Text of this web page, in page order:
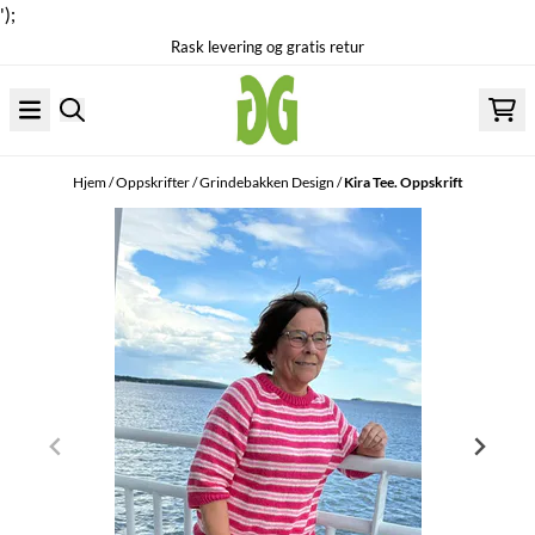
');
Rask levering og gratis retur
Hjem/Oppskrifter/Grindebakken Design /Kira Tee. Oppskrift